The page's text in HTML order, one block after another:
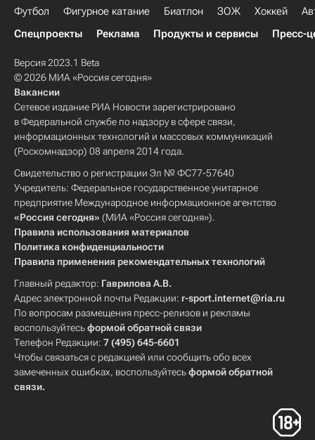
Футбол Фигурное катание Биатлон ЗОЖ Хоккей
Спецпроекты
Реклама Продукты и сервисы Пресс-
Версия 2023.1 Beta
© 2026 МИА «Россия сегодня»
Вакансии
Сетевое издание РИА Новости зарегистрировано
в Федеральной службе по надзору в сфере связи,
информационных технологий и массовых коммуникаций
(Роскомнадзор) 08 апреля 2014 года.
Свидетельство о регистрации Эл № ФС77-57640
Учредитель: Федеральное государственное унитарное
предприятие Международное информационное агентство
«Россия сегодня» (МИА «Россия сегодня»).
Правила использования материалов
Политика конфиденциальности
Правила применения рекомендательных технологий
Главный редактор: Гаврилова А.В.
Адрес электронной почты Редакции: r-sport.internet@ria.ru
По вопросам размещения пресс-релизов и рекламы
воспользуйтесьформой обратной связи
Телефон Редакции: 7 (495) 645-6601
Чтобы связаться с редакцией или сообщить обо всех
замеченных ошибках, воспользуйтесьформой обратной
связи.